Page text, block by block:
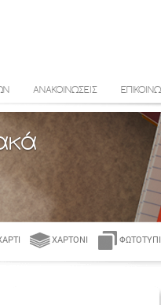
ΑΝΑΚΟΙΝΩΣΕΙΣ
ΧΑΡΤΌΝΙ